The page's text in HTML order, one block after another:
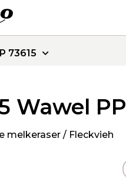
73615
Wawel PP
melkeraser / Fleckvieh